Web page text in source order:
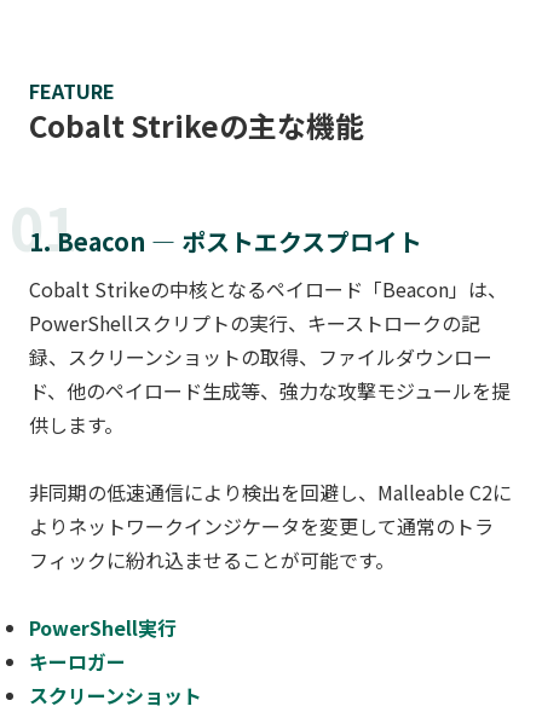
FEATURE
Cobalt Strikeの主な機能
01
1. Beacon — ポストエクスプロイト
Cobalt Strikeの中核となるペイロード「Beacon」は、
PowerShellスクリプトの実行、キーストロークの記
録、スクリーンショットの取得、ファイルダウンロー
ド、他のペイロード生成等、強力な攻撃モジュールを提
供します。
非同期の低速通信により検出を回避し、Malleable C2に
よりネットワークインジケータを変更して通常のトラ
フィックに紛れ込ませることが可能です。
PowerShell実行
キーロガー
スクリーンショット